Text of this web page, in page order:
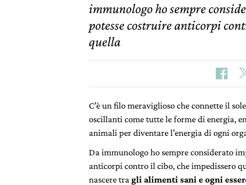
immunologo ho sempre
potesse costruire anticorpi
quella
C’è un filo meraviglioso che connette il
oscillanti come tutte le forme di energia,
animali per diventare l’energia di ogni
Da immunologo ho sempre considerato
anticorpi contro il cibo, che impedissero
nascere tra gli alimenti sani e ogni